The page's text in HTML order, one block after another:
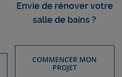
Envie de rénover votre
salle de bains ?
COMMENCER MON
PROJET